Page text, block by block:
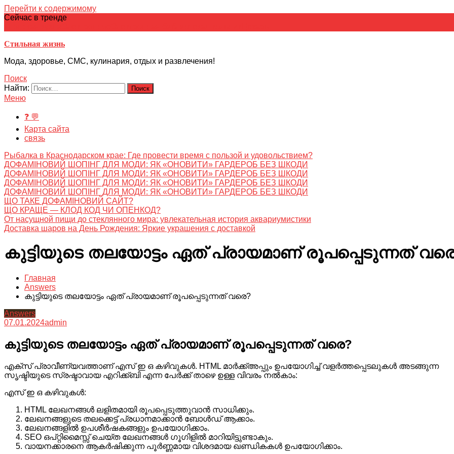
Перейти к содержимому
Сейчас в тренде
Стильная жизнь
Мода, здоровье, СМС, кулинария, отдых и развлечения!
Поиск
Найти:
Меню
❓ 💬
Карта сайта
связь
Рыбалка в Краснодарском крае: Где провести время с пользой и удовольствием?
ДОФАМІНОВИЙ ШОПІНГ ДЛЯ МОДИ: ЯК «ОНОВИТИ» ГАРДЕРОБ БЕЗ ШКОДИ
ДОФАМІНОВИЙ ШОПІНГ ДЛЯ МОДИ: ЯК «ОНОВИТИ» ГАРДЕРОБ БЕЗ ШКОДИ
ДОФАМІНОВИЙ ШОПІНГ ДЛЯ МОДИ: ЯК «ОНОВИТИ» ГАРДЕРОБ БЕЗ ШКОДИ
ДОФАМІНОВИЙ ШОПІНГ ДЛЯ МОДИ: ЯК «ОНОВИТИ» ГАРДЕРОБ БЕЗ ШКОДИ
ЩО ТАКЕ ДОФАМІНОВИЙ САЙТ?
ЩО КРАЩЕ — КЛОД КОД ЧИ ОПЕНКОД?
От насущной пищи до стеклянного мира: увлекательная история аквариумистики
Доставка шаров на День Рождения: Яркие украшения с доставкой
കുട്ടിയുടെ തലയോട്ടം ഏത് പ്രായമാണ് രൂപപ്പെടുന്നത്
Главная
Answers
കുട്ടിയുടെ തലയോട്ടം ഏത് പ്രായമാണ് രൂപപ്പെടുന്നത് വരെ?
Answers
07.01.2024admin
കുട്ടിയുടെ തലയോട്ടം ഏത് പ്രായമാണ് രൂപപ്പെടുന്നത് വരെ?
എക്സ് പ്രാവീണ്യവത്താണ് എസ് ഇ ഒ കഴിവുകൾ. HTML മാർക്ക്അപ്പും ഉപയോഗിച്ച് വളർത്തപ്പെടലുകൾ അടങ്ങുന്ന
സൃഷ്ടിയുടെ സ്രഷ്ടാവായ എറിക്ക്‌ബി എന്ന പേർക്ക് താഴെ ഉള്ള വിവരം നൽകാം:
എസ് ഇ ഒ കഴിവുകൾ:
HTML ലേഖനങ്ങൾ ലളിതമായി രൂപപ്പെടുത്തുവാൻ സാധിക്കും.
ലേഖനങ്ങളുടെ തലക്കെട്ട് പ്രധാനമാക്കാൻ ബോൾഡ് ആക്കാം.
ലേഖനങ്ങളിൽ ഉപശീർഷകങ്ങളും ഉപയോഗിക്കാം.
SEO ഒപ്റ്റിമൈസ്സ് ചെയ്ത ലേഖനങ്ങൾ ഗൂഗിളിൽ മാറിയിട്ടുണ്ടാകും.
വായനക്കാരനെ ആകർഷിക്കുന്ന പൂർണ്ണമായ വിശദമായ ഖണ്ഡികകൾ ഉപയോഗിക്കാം.